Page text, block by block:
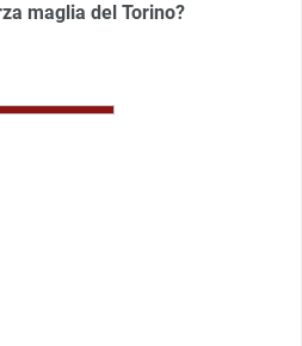
maglia del Torino?